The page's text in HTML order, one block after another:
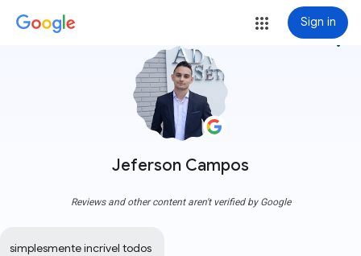
Sign in
Jeferson Campos
more_vert
Reviews and other content aren't verified by Google
simplesmente incrível todos